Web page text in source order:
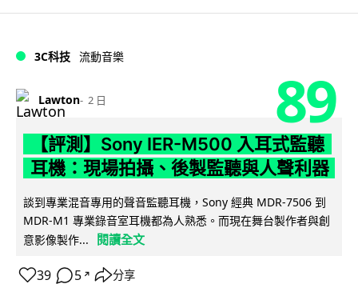
3C科技 流動音樂
Lawton 2 日 89
【評測】Sony IER-M500 入耳式監聽
耳機：現場拍攝、後製監聽與人聲利器
談到專業混音專用的聲音監聽耳機，Sony 經典 MDR-7506 到
MDR-M1 專業錄音室耳機都為人熟悉。而現在舞台製作者與創
意影像製作...
閱讀全文
39 5 ↗ 分享